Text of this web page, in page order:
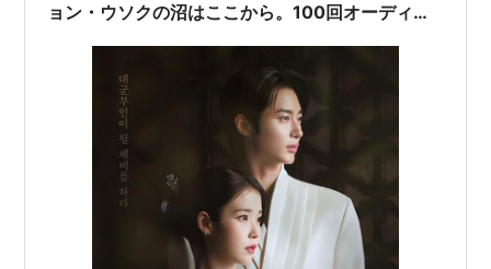
ョン・ウソクの沼はここから。100回オーディシ